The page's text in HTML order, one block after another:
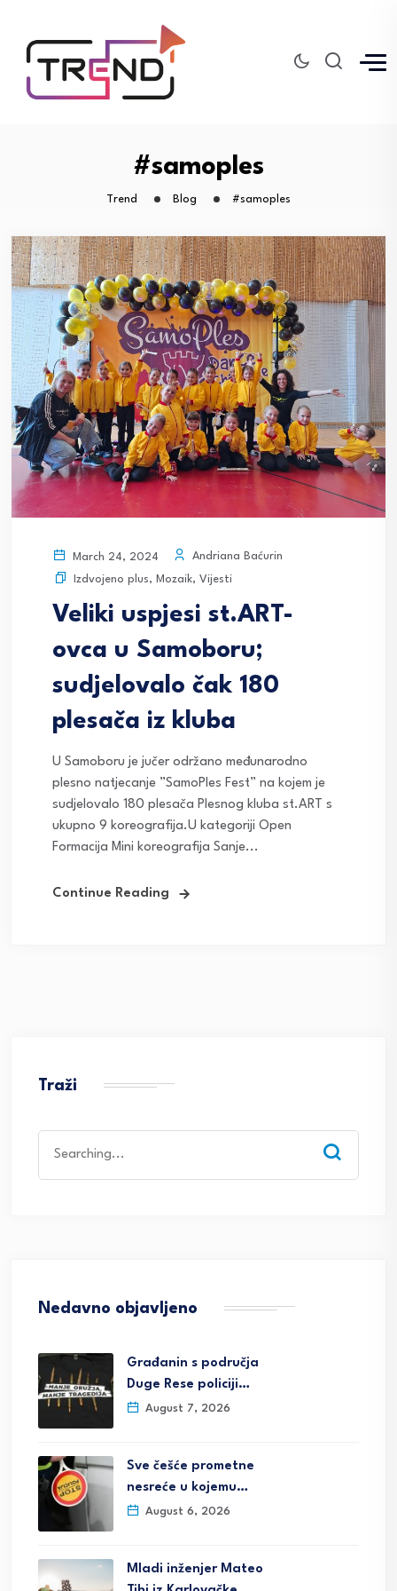
#samoples
Trend Blog #samoples
March 24, 2024
Andriana Baćurin
Izdvojeno plus, Mozaik, Vijesti
Veliki uspjesi st.ART-
ovca u Samoboru;
sudjelovalo čak 180
plesača iz kluba
U Samoboru je jučer održano međunarodno
plesno natjecanje ”SamoPles Fest” na kojem je
sudjelovalo 180 plesača Plesnog kluba st.ART s
ukupno 9 koreografija.U kategoriji Open
Formacija Mini koreografija Sanje...
Continue Reading
Traži
for:
Nedavno objavljeno
Građanin s područja
Duge Rese policiji…
August 7, 2026
Sve češće prometne
nesreće u kojemu…
August 6, 2026
Mladi inženjer Mateo